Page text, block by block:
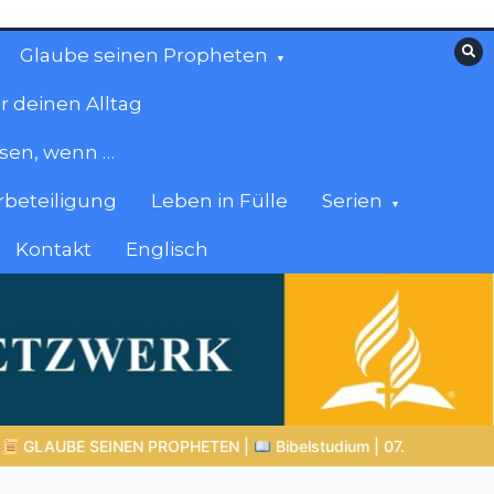
Glaube seinen Propheten
deinen Alltag
wenn …
Leben in Fülle Serien
Kontakt Englisch
| 07.08.2026 | Hiob | Kap.42 – Das Ende der Prüfung